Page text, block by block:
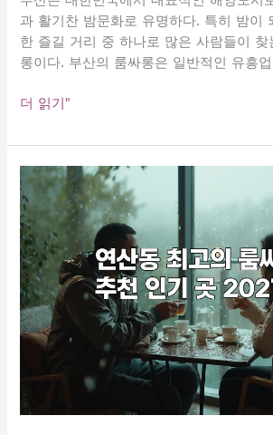
과 활기찬 밤문화로 유명하다. 특히 밤이
한 즐길 거리 중 하나로 많은 사람들이
롱이다. 부산의 룸싸롱은 일반적인 유흥
부
최
고
의
룸
싸
롱
가
이
드
소
더 읽기"